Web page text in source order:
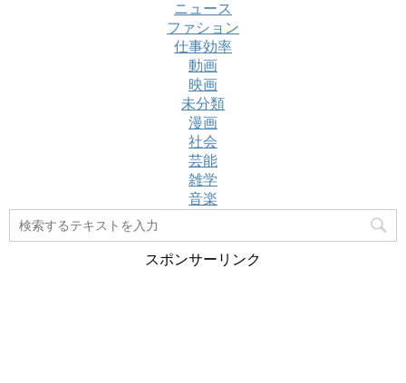
ニュース
ファション
仕事効率
動画
映画
未分類
漫画
社会
芸能
雑学
音楽
スポンサーリンク